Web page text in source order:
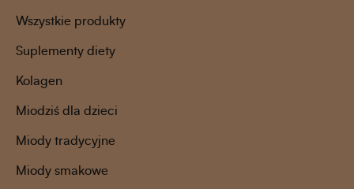
Wszystkie produkty
Suplementy diety
Kolagen
Miodziś dla dzieci
Miody tradycyjne
Miody smakowe